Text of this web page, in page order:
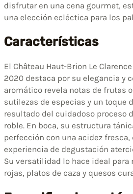
disfrutar en una cena gourmet,
una elección ecléctica para los
Características
El Château Haut-Brion Le
2020 destaca por su elegancia y
aromático revela notas de frutas
sutilezas de especias y un toque
resultado del cuidadoso proceso
roble. En boca, su estructura
perfección con una acidez fresca,
experiencia de degustación
Su versatilidad lo hace ideal para
rojas, platos de caza y quesos